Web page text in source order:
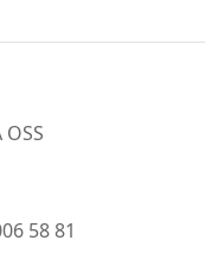
OSS
58 81